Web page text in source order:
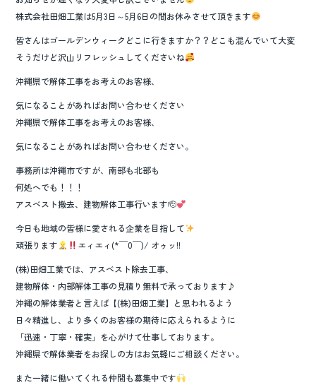
株式会社田畑工業は5月3日～5月6日の間お休みさせて頂きます
皆さんはゴールデンウィークどこに行きますか？？どこも混んでいて大変
そうだけど沢山リフレッシュしてくださいね
沖縄県で解体工事をお考えのお客様、
気になることがあればお問い合わせください
沖縄県で解体工事をお考えのお客様、
気になることがあればお問い合わせください。
事務所は沖縄市ですが、南部も北部も
何処へでも！！！
アスベスト撤去、建物解体工事行います🫡
今日も地域の皆様に愛される企業を目指して
頑張ります
エィエィ(*￣0￣)/ オゥッ!!
(株)田畑工業では、アスベスト除去工事、
建物解体・内部解体工事の見積り無料で承っております♪
沖縄の解体業者と言えば【(株)田畑工業】と思われるよう
日々精進し、より多くのお客様の期待に応えられるように
「迅速・丁寧・確実」を心がけて仕事しております。
沖縄県で解体業者をお探しの方はお気軽にご相談ください。
また一緒に働いてくれる仲間も募集中です